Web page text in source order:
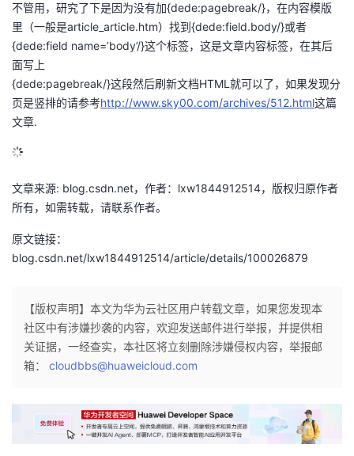
我
的
博
我
的
我
子
直
的
我
注
者
学
堂
课
程
的
认
我
的
验
我
收
藏
支
持
我
术
云
议
不管用，研究了下是因为没有加{dede:pagebreak/}，在内容模版
里（一般是article_article.htm）找到{dede:field.body/}或者
{dede:field name=’body’/}这个标签，这是文章内容标签，在其后
面写上
{dede:pagebreak/}这段然后刷新文档HTML就可以了，如果发现分
页是竖排的请参考http://www.sky00.com/archives/512.html这篇
文章.
文章来源: blog.csdn.net，作者：lxw1844912514，版权归原作者
所有，如需转载，请联系作者。
原文链接：
blog.csdn.net/lxw1844912514/article/details/100026879
【版权声明】本文为华为云社区用户转载文章，如果您发现本
社区中有涉嫌抄袭的内容，欢迎发送邮件进行举报，并提供相
关证据，一经查实，本社区将立刻删除涉嫌侵权内容，举报邮
箱： cloudbbs@huaweicloud.com